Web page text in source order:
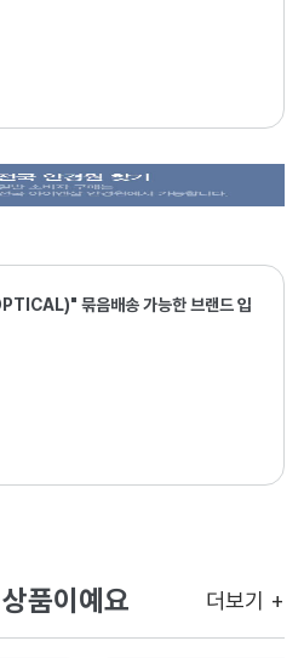
묶음배송 가능한 브랜드 입
품이예요 더보기 +